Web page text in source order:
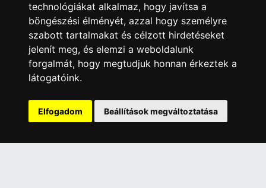
technológiákat alkalmaz, hogy javítsa a
böngészési élményét, azzal hogy személyre
szabott tartalmakat és célzott hirdetéseket
jelenít meg, és elemzi a weboldalunk
forgalmát, hogy megtudjuk honnan érkeztek a
látogatóink.
Elfogadom Beállítások megváltoztatása
Garanciális Ügyintézés
Webszolgáltatás
Üzleteinkben az elektronikus fizetés mód kizárólag átutalással
érhető el, bankkártyás fizetésre nincs lehetőség.
INFORMÁCIÓK
Általános Szerződési Feltételek
Adatkezelési nyilatkozat